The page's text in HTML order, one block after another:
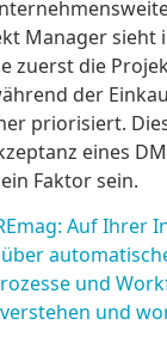
Manager sieht
zuerst die
der
priorisiert.
eines
Faktor sein.
Auf Ihrer
und
und